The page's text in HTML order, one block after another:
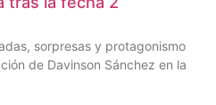
sorpresas y protagonismo
de Davinson Sánchez en la